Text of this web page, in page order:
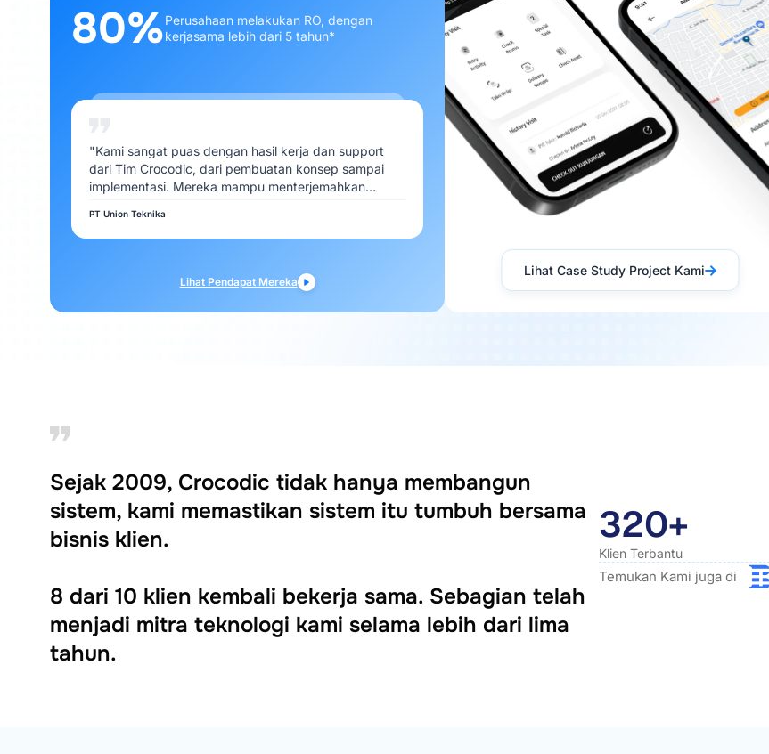
80%Perusahaan melakukan RO, dengan
kerjasama lebih dari 5 tahun*
"Kami sangat puas dengan hasil kerja dan support
dari Tim Crocodic, dari pembuatan konsep sampai
implementasi. Mereka mampu menterjemahkan
PT Union Teknika
Lihat Pendapat Mereka
Lihat Case Study Project Kami
Sejak 2009, Crocodic tidak hanya membangun
sistem, kami memastikan sistem itu tumbuh bersama
bisnis klien.
8 dari 10 klien kembali bekerja sama. Sebagian telah
menjadi mitra teknologi kami selama lebih dari lima
tahun.
320+
Klien Terbantu
Temukan Kami juga di